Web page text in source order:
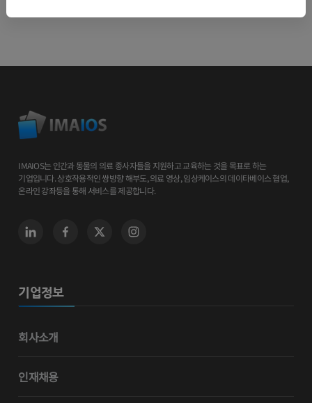
IMAIOS는 인간과 동물의 의료 종사자들을 지원하고 교육하는 것을 목표로 하는
기업입니다. 상호작용적인 쌍방향 해부도, 의료 영상, 임상케이스의 데이타베이스 협업,
온라인 강좌등을 통해 서비스를 제공합니다.
기업정보
회사소개
인재채용